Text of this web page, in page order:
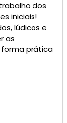
dos
iniciais!
lúdicos e
as
forma prática